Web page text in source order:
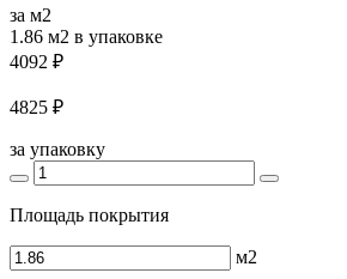
за м2
1.86 м2 в упаковке
4092 ₽
4825 ₽
за упаковку
Площадь покрытия
м2